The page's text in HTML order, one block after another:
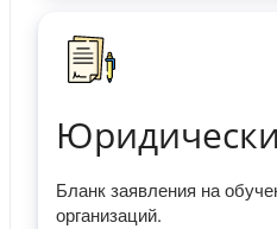
Бланк заявления на
организаций.